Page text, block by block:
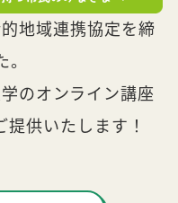
地域連携協定を締
のオンライン講座
提供いたします！